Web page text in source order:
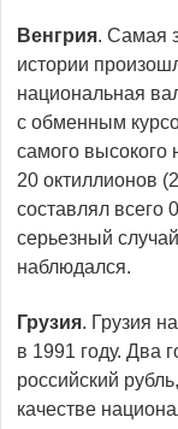
Венгрия. Самая
истории
национальная
с обменным
самого высокого
20 октиллионов
составлял
серьезный
наблюдался.
Грузия. Грузия
в 1991 году. Два
российский
качестве